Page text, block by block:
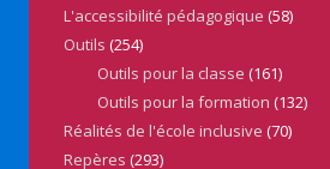
L'accessibilité pédagogique (58)
Outils (254)
Outils pour la classe (161)
Outils pour la formation (132)
Réalités de l'école inclusive (70)
Repères (293)